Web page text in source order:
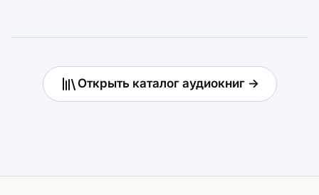
Открыть каталог аудиокниг →